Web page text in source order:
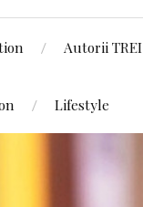
Autorii TREI
Lifestyle